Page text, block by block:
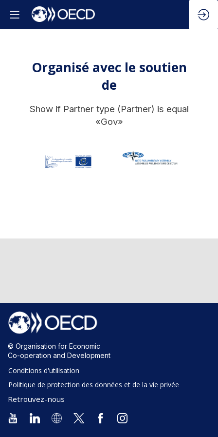
Organisé avec le soutien
de
Show if Partner type (Partner) is equal
«Gov»
© Organisation for Economic
Co-operation and Development
Conditions d'utilisation
Politique de protection des données et de la vie privée
Retrouvez-nous